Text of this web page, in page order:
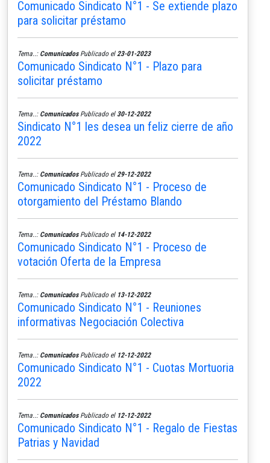
Comunicado Sindicato N°1 - Se extiende plazo
para solicitar préstamo
Tema..: ComunicadosPublicado el 23-01-2023
Comunicado Sindicato N°1 - Plazo para
solicitar préstamo
Tema..: ComunicadosPublicado el 30-12-2022
Sindicato N°1 les desea un feliz cierre de año
2022
Tema..: ComunicadosPublicado el 29-12-2022
Comunicado Sindicato N°1 - Proceso de
otorgamiento del Préstamo Blando
Tema..: ComunicadosPublicado el 14-12-2022
Comunicado Sindicato N°1 - Proceso de
votación Oferta de la Empresa
Tema..: ComunicadosPublicado el 13-12-2022
Comunicado Sindicato N°1 - Reuniones
informativas Negociación Colectiva
Tema..: ComunicadosPublicado el 12-12-2022
Comunicado Sindicato N°1 - Cuotas Mortuoria
2022
Tema..: ComunicadosPublicado el 12-12-2022
Comunicado Sindicato N°1 - Regalo de Fiestas
Patrias y Navidad